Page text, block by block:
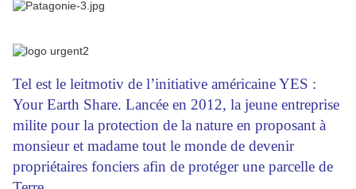
Tel est le leitmotiv de l’initiative américaine YES :
Your Earth Share. Lancée en 2012, la jeune entreprise
milite pour la protection de la nature en proposant à
monsieur et madame tout le monde de devenir
propriétaires fonciers afin de protéger une parcelle de